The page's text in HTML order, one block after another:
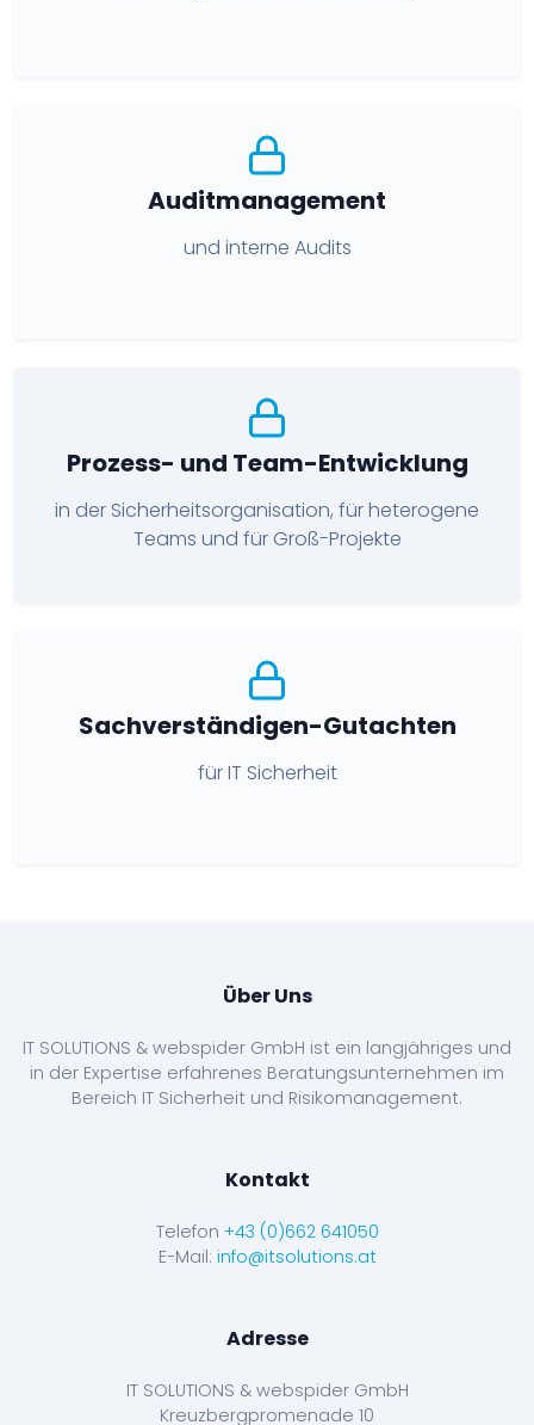
Auditmanagement
und interne Audits
Prozess- und Team-Entwicklung
in der Sicherheitsorganisation, für heterogene
Teams und für Groß-Projekte
Sachverständigen-Gutachten
für IT Sicherheit
Über Uns
IT SOLUTIONS & webspider GmbH ist ein langjähriges und
in der Expertise erfahrenes Beratungsunternehmen im
Bereich IT Sicherheit und Risikomanagement.
Kontakt
Telefon +43 (0)662 641050
E-Mail: info@itsolutions.at
Adresse
IT SOLUTIONS & webspider GmbH
Kreuzbergpromenade 10